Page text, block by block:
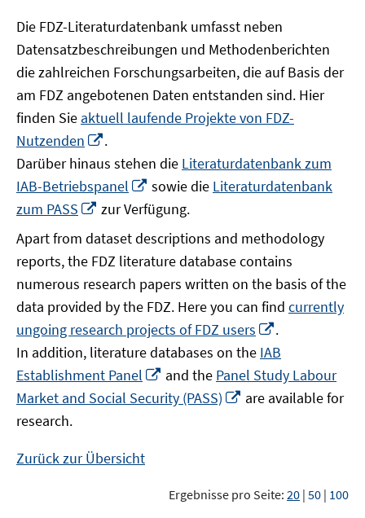
Die FDZ-Literaturdatenbank umfasst neben
Datensatzbeschreibungen und Methodenberichten
die zahlreichen Forschungsarbeiten, die auf Basis der
am FDZ angebotenen Daten entstanden sind. Hier
finden Sie aktuell laufende Projekte von FDZ-
Nutzenden
neuem
Fenster
öffnen
.
Darüber hinaus stehen die Literaturdatenbank zum
IAB-Betriebspanel
In
neuem
Fenster
öffnen
sowie die Literaturdatenbank
zum PASS
In
Fenster
öffnen
zur Verfügung.
Apart from dataset descriptions and methodology
reports, the FDZ literature database contains
numerous research papers written on the basis of the
data provided by the FDZ. Here you can find currently
ungoing research projects of FDZ users
neuem
Fenster
öffnen
.
In addition, literature databases on the IAB
Establishment Panel
In
neuem
Fenster
and the Panel Study Labour
Market and Social Security (PASS)
In
are available for
research.
Zurück zur Übersicht
Ergebnisse pro Seite: 20 | 50 | 100